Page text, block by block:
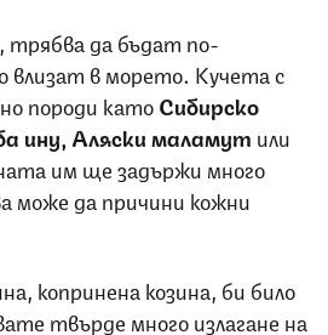
трябва да бъдат по-
влизат в морето. Кучета с
породи катоСибирско
ину, Аляски маламут или
им ще задържи много
може да причини кожни
копринена козина, би било
твърде много излагане на